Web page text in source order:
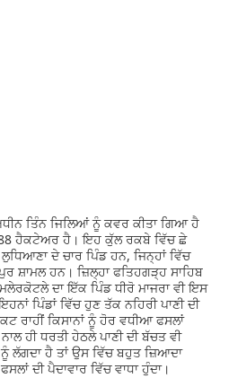
ਤਿੰਨ ਜਿਲਿਆਂ ਨੂੰ ਕਵਰ ਕੀਤਾ ਗਿਆ ਹੈ
ਹੈਕਟੇਅਰ ਹੈ। ਇਹ ਕੁੱਲ ਰਕਬੇ ਵਿੱਚ ਛੇ
ਦੇ ਚਾਰ ਪਿੰਡ ਹਨ, ਜਿਨ੍ਹਾਂ ਵਿੱਚ
ਸ਼ਾਮਲ ਹਨ। ਜ਼ਿਲ੍ਹਾ ਫਤਿਹਗੜ੍ਹ ਸਾਹਿਬ
ਦਾ ਇੱਕ ਪਿੰਡ ਧੀਰੋ ਮਾਜਰਾ ਵੀ ਇਸ
ਪਿੰਡਾਂ ਵਿੱਚ ਹੁਣ ਤੱਕ ਨਹਿਰੀ ਪਾਣੀ ਦੀ
ਰਾਹੀਂ ਕਿਸਾਨਾਂ ਨੂੰ ਹੋਰ ਵਧੀਆ ਫਸਲਾਂ
ਹੀ ਧਰਤੀ ਹੇਠਲੇ ਪਾਣੀ ਦੀ ਬੱਚਤ ਵੀ
ਨੂੰ ਲੱਗਦਾ ਹੈ ਤਾਂ ਉਸ ਵਿੱਚ ਬਹੁਤ ਜ਼ਿਆਦਾ
ਦੀ ਪੈਦਾਵਾਰ ਵਿੱਚ ਵਾਧਾ ਹੁੰਦਾ।